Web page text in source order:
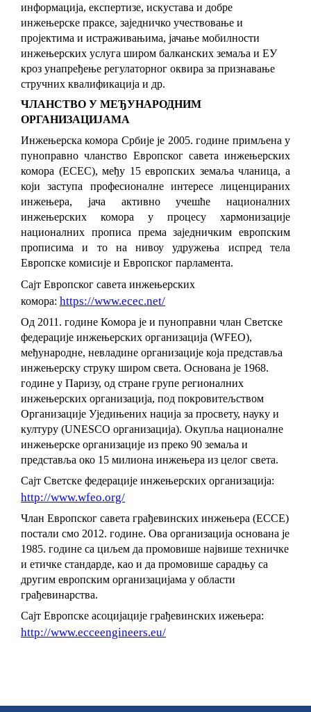
информација, експертизе, искустава и добре
инжењерске праксе, заједничко учествовање и
пројектима и истраживањима, јачање мобилности
инжењерских услуга широм балканских земаља и ЕУ
кроз унапређење регулаторног оквира за признавање
стручних квалификација и др.
ЧЛАНСТВО У МЕЂУНАРОДНИМ
ОРГАНИЗАЦИЈАМА
Инжењерска комора Србије је 2005. године примљена у
пуноправно чланство Европског савета инжењерских
комора (ECEC), међу 15 европских земаља чланица, а
који заступа професионалне интересе лиценцираних
инжењера, јача активно учешће националних
инжењерских комора у процесу хармонизације
националних прописа према заједничким европским
прописима и то на нивоу удружења испред тела
Европске комисије и Европског парламента.
Сајт Европског савета инжењерских
комора: https://www.ecec.net/
Од 2011. године Комора је и пуноправни члан Светске
федерације инжењерских организација (WFЕО),
међународне, невладине организације која представља
инжењерску струку широм света. Основана је 1968.
године у Паризу, од стране групе регионалних
инжењерских организација, под покровитељством
Организације Уједињених нација за просвету, науку и
културу (UNESCO организација). Окупља националне
инжењерске организације из преко 90 земаља и
представља око 15 милиона инжењера из целог света.
Сајт Светске федерације инжењерских организација:
http://www.wfeo.org/
Члан Европског савета грађевинских инжењера (ECCE)
постали смо 2012. године. Ова организација основана је
1985. године са циљем да промовише највише техничке
и етичке стандарде, као и да промовише сарадњу са
другим европским организацијама у области
грађевинарства.
Сајт Европске асоцијације грађевинских ижењера:
http://www.ecceengineers.eu/